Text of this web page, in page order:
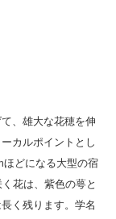
、雄大な花穂を伸
カルポイントとし
どになる大型の宿
花は、紫色の萼と
く残ります。学名